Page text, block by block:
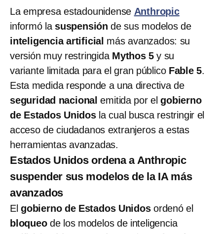
La empresa estadounidense Anthropic
informó la suspensión de sus modelos de
inteligencia artificial más avanzados: su
versión muy restringida Mythos 5 y su
variante limitada para el gran público Fable 5.
Esta medida responde a una directiva de
seguridad nacional emitida por elgobierno
de Estados Unidosla cual busca restringir el
acceso de ciudadanos extranjeros a estas
herramientas avanzadas.
Estados Unidos ordena a Anthropic
suspender sus modelos de la IA más
avanzados
El gobierno de Estados Unidos ordenó el
bloqueo de los modelos de inteligencia